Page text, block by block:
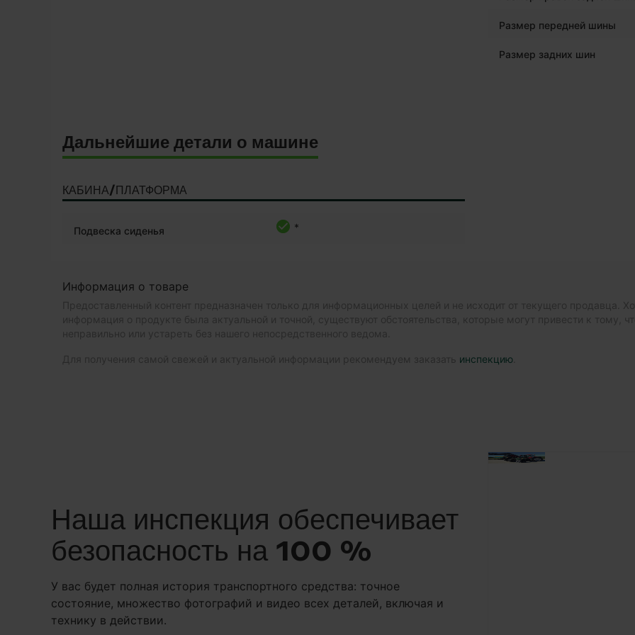
Размер передней шины
Размер задних шин
Дальнейшие детали о машине
КАБИНА/ПЛАТФОРМА
Подвеска сиденья *
Информация о товаре
Предоставленный контент предназначен только для информационных целей и не исходит от текущего продавца.
информация о продукте была актуальной и точной, существуют обстоятельства, которые могут привести к тому,
неправильно или устареть без нашего непосредственного ведома.
Для получения самой свежей и актуальной информации рекомендуем заказать инспекцию
Наша инспекция обеспечивает
безопасность на 100 %
У вас будет полная история транспортного средства: точное
состояние, множество фотографий и видео всех деталей, включая и
технику в действии.